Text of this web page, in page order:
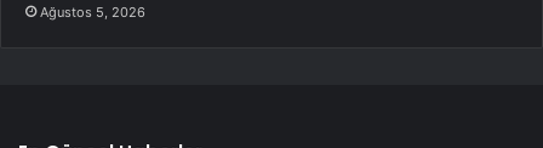
Ağustos 5, 2026